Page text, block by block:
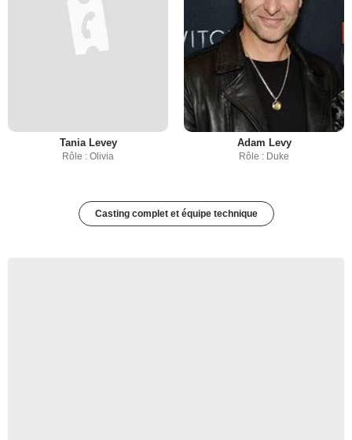
Tania Levey
Rôle : Olivia
Adam Levy
Rôle : Duke
Casting complet et équipe technique